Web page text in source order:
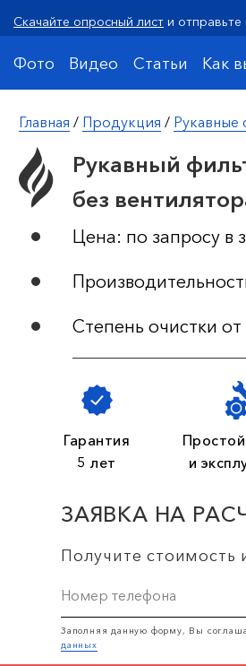
Фото Видео Как
Статьи
Скачайте опросный лист и отправьте
Главная / Продукция / Рукавные
Рукавный
без
Цена: по запросу в
Степень очистки
Гарантия
5 лет
и
ЗАЯВКА НА
Получите стоимость
Заполняя данную форму, Вы
данных